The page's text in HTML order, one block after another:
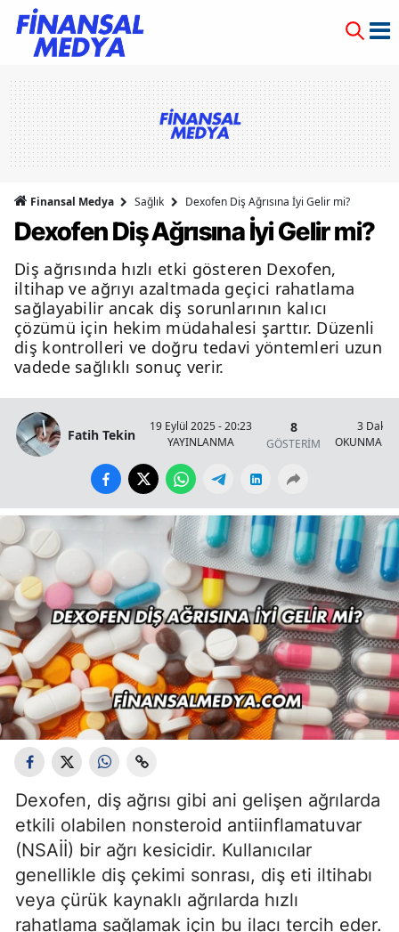
Finansal Medya Sağlık Dexofen Diş Ağrısına İyi Gelir mi?
Dexofen Diş Ağrısına İyi Gelir mi?
Diş ağrısında hızlı etki gösteren Dexofen,
iltihap ve ağrıyı azaltmada geçici rahatlama
sağlayabilir ancak diş sorunlarının kalıcı
çözümü için hekim müdahalesi şarttır. Düzenli
diş kontrolleri ve doğru tedavi yöntemleri uzun
vadede sağlıklı sonuç verir.
Fatih Tekin
19 Eylül 2025 - 20:23
YAYINLANMA
8
GÖSTERİM
3 Dakika
OKUNMA
Dexofen, diş ağrısı gibi ani gelişen ağrılarda
etkili olabilen nonsteroid antiinflamatuvar
(NSAİİ) bir ağrı kesicidir. Kullanıcılar
genellikle diş çekimi sonrası, diş eti iltihabı
veya çürük kaynaklı ağrılarda hızlı
rahatlama sağlamak için bu ilacı tercih eder.